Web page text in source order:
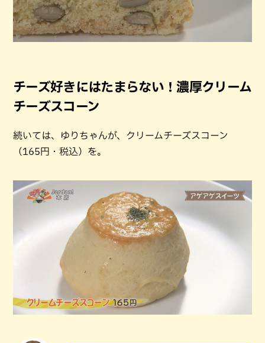
チーズ好きにはたまらない！濃厚クリーム
チーズスコーン
続いては、ゆりちゃんが、クリームチーズスコーン
（165円・税込）を。